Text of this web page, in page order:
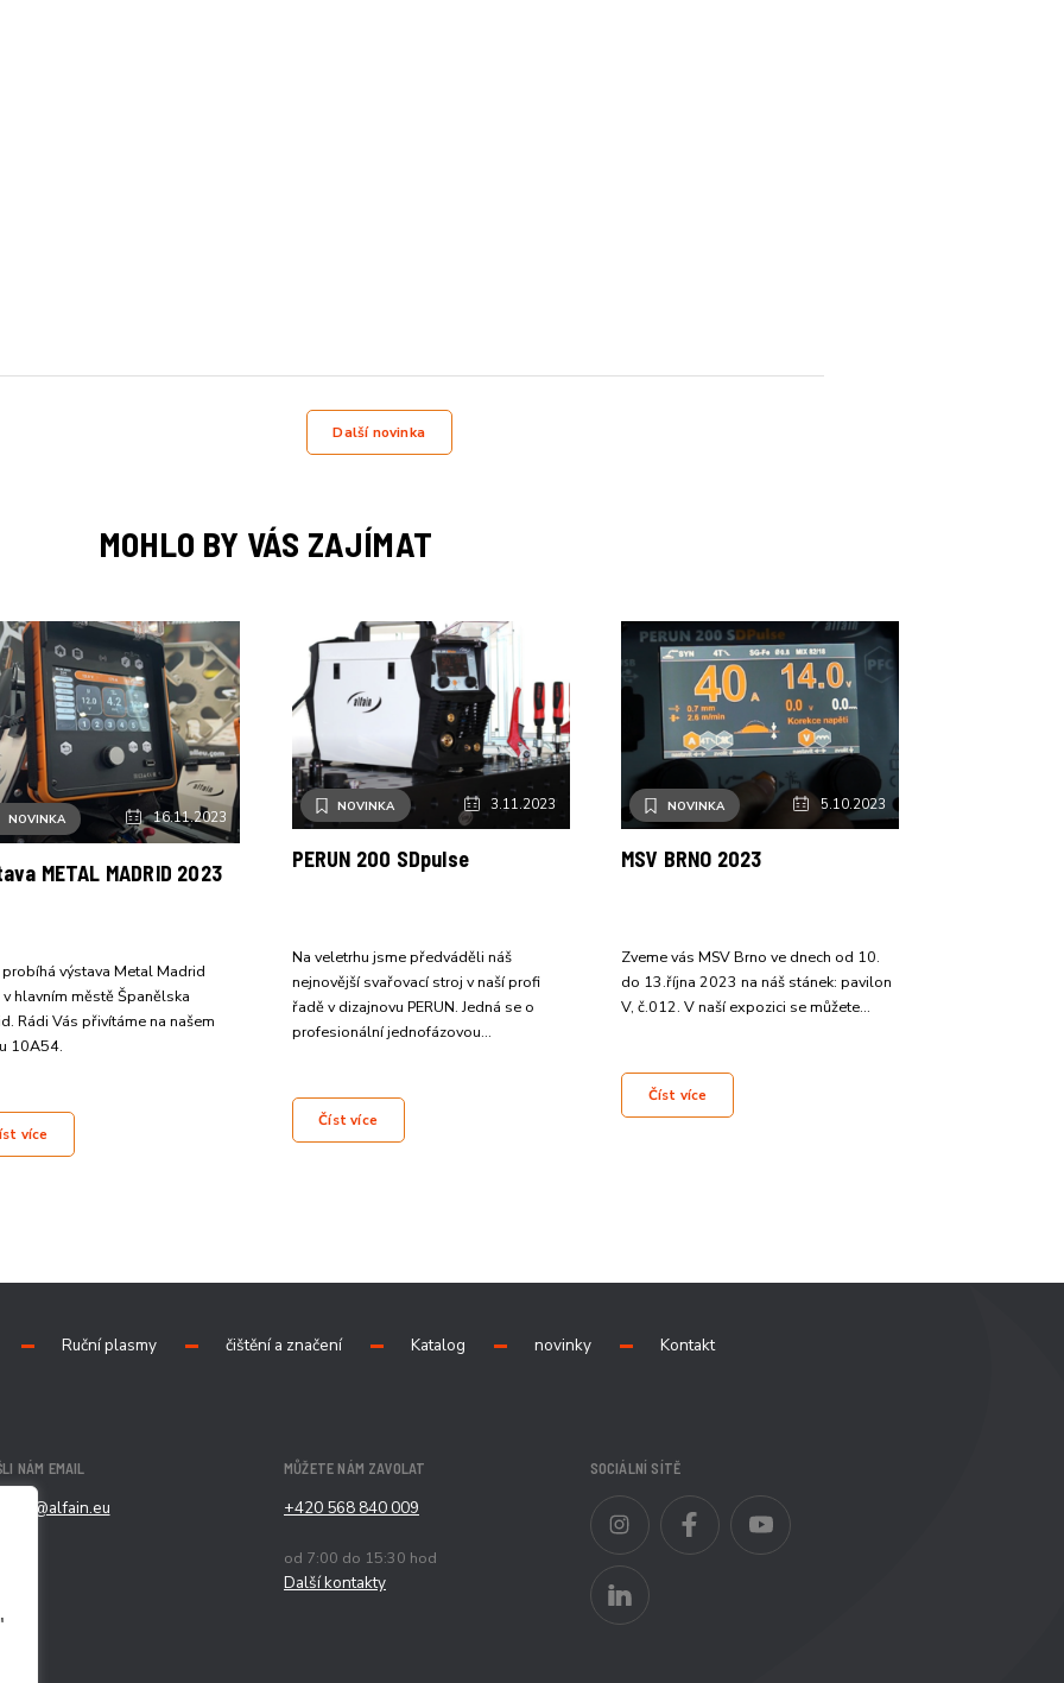
Další novinka
MOHLO BY VÁS ZAJÍMAT
NOVINKA 16.11.2023
METAL MADRID 2023
probíhá výstava Metal Madrid
hlavním městě Španělska
Rádi Vás přivítáme na našem
10A54.
více
NOVINKA 3.11.2023
PERUN 200 SDpulse
Na veletrhu jsme předváděli náš
nejnovější svařovací stroj v naší profi
řadě v dizajnovu PERUN. Jedná se o
profesionální jednofázovou…
Číst více
NOVINKA 5.10.2023
MSV BRNO 2023
Zveme vás MSV Brno ve dnech od 10.
do 13.října 2023 na náš stánek: pavilon
V, č.012. V naší expozici se můžete…
Číst více
Ruční plasmy čištění a značení Katalog novinky Kontakt
NÁM EMAIL MŮŽETE NÁM ZAVOLAT
+420 568 840 009
od 7:00 do 15:30 hod
Další kontakty
SOCIÁLNÍ SÍTĚ
Instagram Facebook